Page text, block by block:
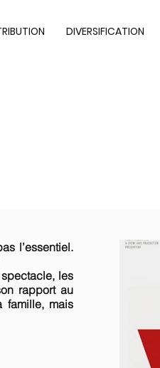
DIVERSIFICATION
l’essentiel.
les
rapport au
famille, mais